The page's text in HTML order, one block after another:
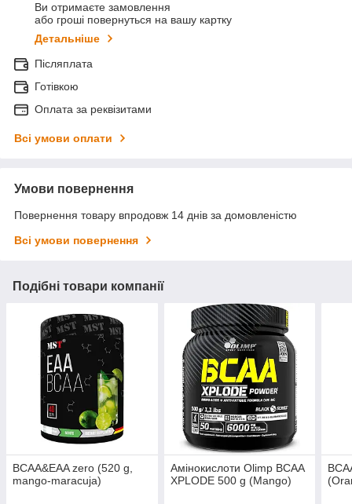
Ви отримаєте замовлення
або гроші повернуться на вашу картку
Детальніше
Післяплата
Готівкою
Оплата за реквізитами
Всі умови оплати
Умови повернення
Повернення товару впродовж 14 днів за домовленістю
Всі умови повернення
Подібні товари компанії
BCAA&EAA zero (520 g,
mango-maracuja)
Амінокислоти Olimp BCAA
XPLODE 500 g (Mango)